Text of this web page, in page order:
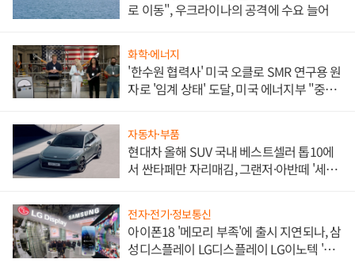
로 이동", 우크라이나의 공격에 수요 늘어
화학·에너지
'한수원 협력사' 미국 오클로 SMR 연구용 원
자로 '임계 상태' 도달, 미국 에너지부 "중요
자동차·부품
현대차 올해 SUV 국내 베스트셀러 톱10에
서 싼타페만 자리매김, 그랜저·아반떼 '세단
전자·전기·정보통신
아이폰18 '메모리 부족'에 출시 지연되나, 삼
성디스플레이 LG디스플레이 LG이노텍 '탈